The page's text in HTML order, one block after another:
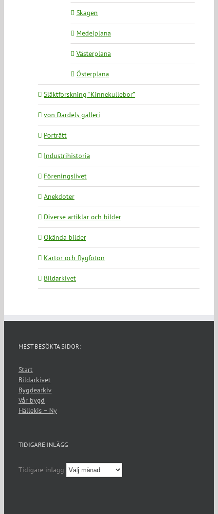
Skagen
Medelplana
Västerplana
Österplana
Släktforskning ”Kinnekullebor”
von Dardels galleri
Porträtt
Industrihistoria
Föreningslivet
Anekdoter
Diverse artiklar och bilder
Okända bilder
Kartor och flygfoton
Bildarkivet
MEST BESÖKTA SIDOR:
Start
Bildarkivet
Bygdearkiv
Vår bygd
Hällekis – Ny
TIDIGARE INLÄGG
Tidigare inlägg